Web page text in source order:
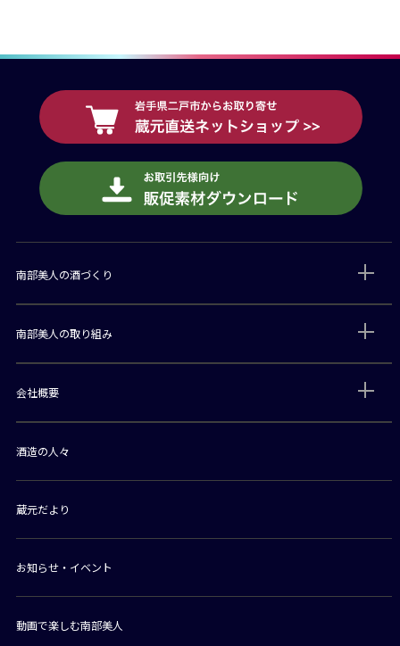
南部美人の酒づくり
南部美人の取り組み
会社概要
酒造の人々
蔵元だより
お知らせ・イベント
動画で楽しむ南部美人